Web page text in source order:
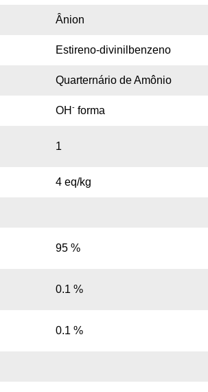
Ânion
Estireno-divinilbenzeno
Quarternário de Amônio
OH -forma
1
4 eq/kg
95 %
0.1 %
0.1 %